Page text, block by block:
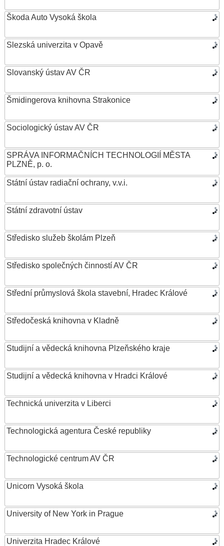
Škoda Auto Vysoká škola
Slezská univerzita v Opavě
Slovanský ústav AV ČR
Šmidingerova knihovna Strakonice
Sociologický ústav AV ČR
SPRÁVA INFORMAČNÍCH TECHNOLOGIÍ MĚSTA
PLZNĚ, p. o.
Státní ústav radiační ochrany, v.v.i.
Státní zdravotní ústav
Středisko služeb školám Plzeň
Středisko společných činností AV ČR
Střední průmyslová škola stavební, Hradec Králové
Středočeská knihovna v Kladně
Studijní a vědecká knihovna Plzeňského kraje
Studijní a vědecká knihovna v Hradci Králové
Technická univerzita v Liberci
Technologická agentura České republiky
Technologické centrum AV ČR
Unicorn Vysoká škola
University of New York in Prague
Univerzita Hradec Králové